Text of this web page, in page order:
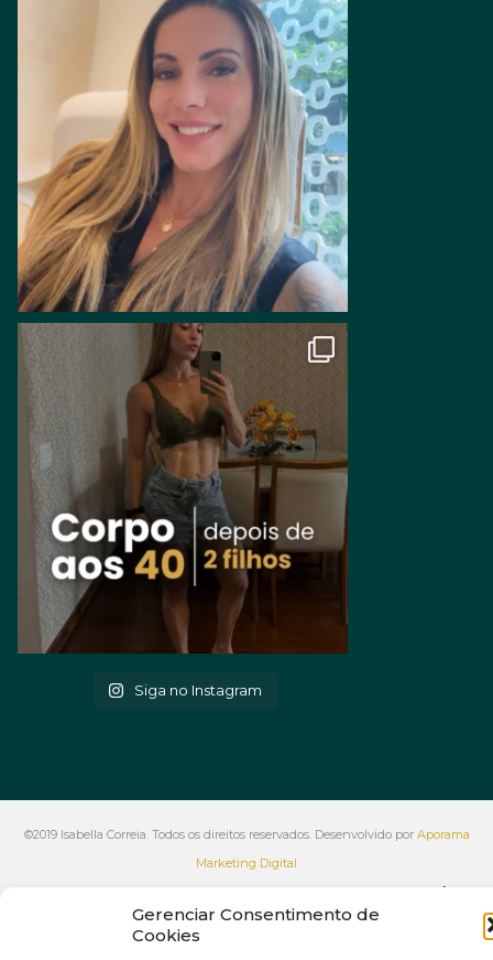
Gerenciar Consentimento de
Cookies
Siga no Instagram
©2019 Isabella Correia. Todos os direitos reservados. Desenvolvido por Aporama
Marketing Digital